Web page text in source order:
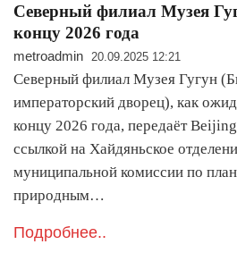
Северный филиал Музея
концу 2026 года
metroadmin 20.09.2025 12:21
Северный филиал Музея Гугун
императорский дворец), как
концу 2026 года, передаёт
ссылкой на Хайдяньское
муниципальной комиссии по
природным…
Подробнее..